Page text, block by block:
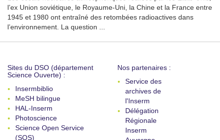
l’ex Union soviétique, le Royaume-Uni, la Chine et la France entre
1945 et 1980 ont entraîné des retombées radioactives dans
l’environnement. La question ...
Sites du DSO (département
Science Ouverte) :
Insermbiblio
MeSH bilingue
HAL-Inserm
Photoscience
Science Open Service
(SOS)
Nos partenaires :
Service des
archives de
l'Inserm
Délégation
Régionale
Inserm